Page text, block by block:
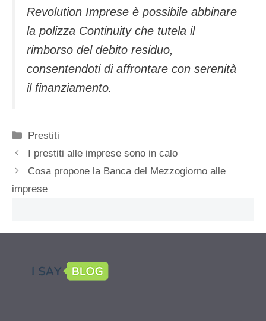
Revolution Imprese è possibile abbinare
la polizza Continuity che tutela il
rimborso del debito residuo,
consentendoti di affrontare con serenità
il finanziamento.
Categorie
Prestiti
I prestiti alle imprese sono in calo
Cosa propone la Banca del Mezzogiorno alle
imprese